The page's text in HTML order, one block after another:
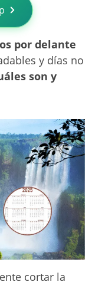
por delante
y días no
son y
cortar la